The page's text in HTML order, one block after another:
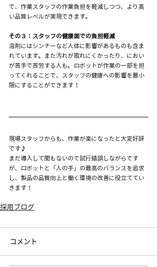
で、作業スタッフの作業負担を軽減しつつ、より高
い品質レベルが実現できます。
その３：スタッフの健康面での負担軽減
溶剤にはシンナーなど人体に影響があるものも含ま
れています。また汚れが取れにくかったり、におい
が苦手で苦労する人も。ロボットが作業の一部を担
ってくれることで、スタッフの健康への影響を最小
限にすることができます！
現場スタッフからも、作業が楽になったと大変好評
です♪
まだ導入して間もないので試行錯誤しながらです
が、ロボットと「人の手」の最高のバランスを追求
し、製品の品質向上と働く環境の改善に役立ててい
きます！
採用ブログ
コメント